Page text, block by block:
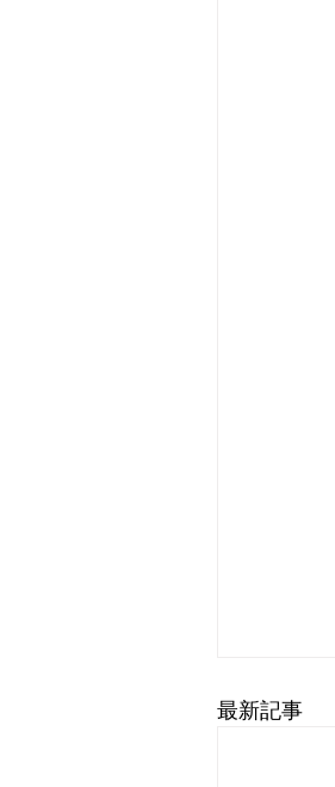
最新記事